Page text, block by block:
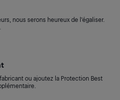
nous serons heureux de l’égaliser.
ou ajoutez la Protection Best